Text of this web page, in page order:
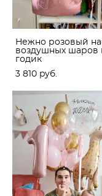
Нежно розовый
воздушных шаров
годик
3 810 pуб.